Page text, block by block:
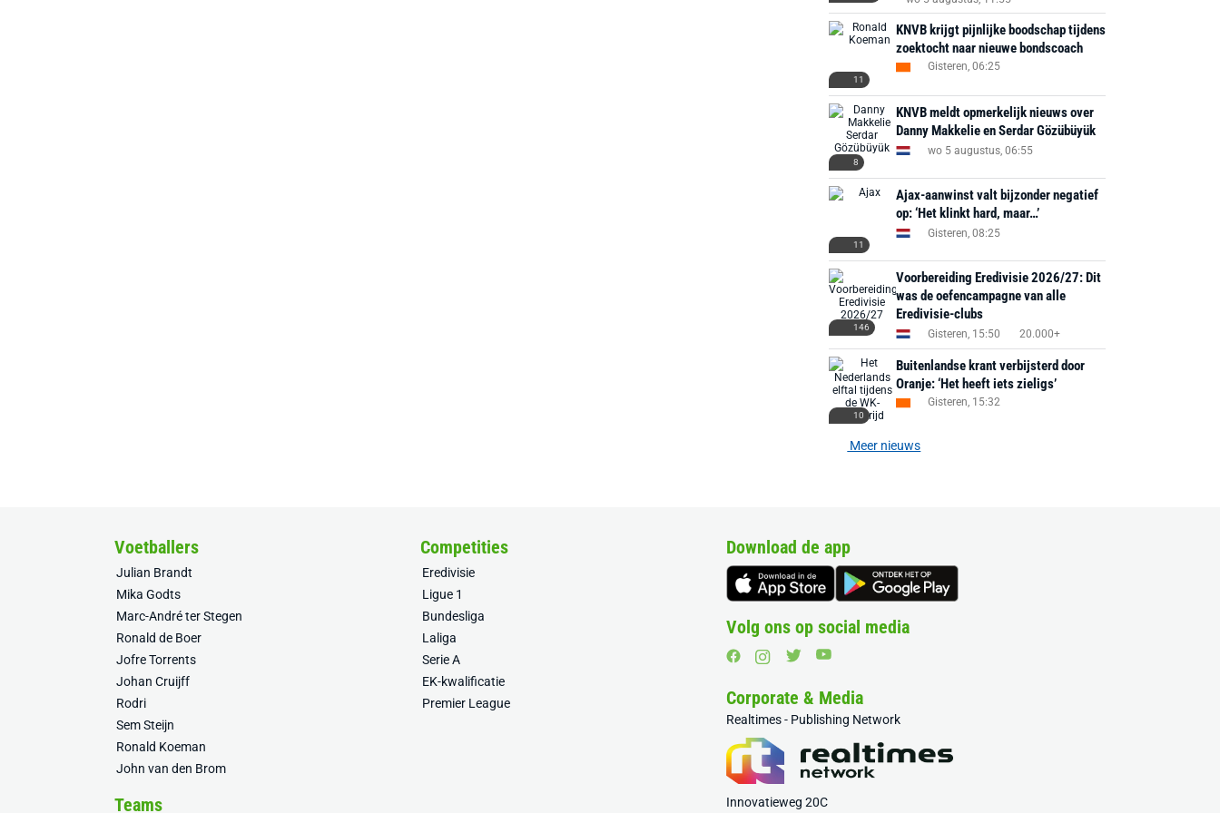
11
KNVB krijgt pijnlijke boodschap tijdens
zoektocht naar nieuwe bondscoach
Gisteren, 06:25
8
KNVB meldt opmerkelijk nieuws over
Danny Makkelie en Serdar Gözübüyük
wo 5 augustus, 06:55
11
Ajax-aanwinst valt bijzonder negatief
op: ‘Het klinkt hard, maar…’
Gisteren, 08:25
146
Voorbereiding Eredivisie 2026/27: Dit
was de oefencampagne van alle
Eredivisie-clubs
Gisteren, 15:50 20.000+
10
Buitenlandse krant verbijsterd door
Oranje: ‘Het heeft iets zieligs’
Gisteren, 15:32
Meer nieuws
Voetballers
Julian Brandt
Mika Godts
Marc-André ter Stegen
Ronald de Boer
Jofre Torrents
Johan Cruijff
Rodri
Sem Steijn
Ronald Koeman
John van den Brom
Competities
Eredivisie
Ligue 1
Bundesliga
Laliga
Serie A
EK-kwalificatie
Premier League
Teams
Download de app
Volg ons op social media
Corporate & Media
Realtimes - Publishing Network
Innovatieweg 20C